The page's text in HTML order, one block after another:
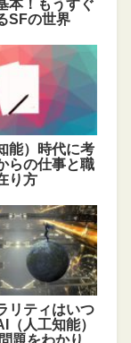
本！もうすぐ
SFの世界
能）時代に考
らの仕事と職
り方
リティはいつ
（人工知能）